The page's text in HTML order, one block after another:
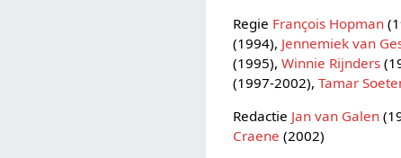
Regie François Hopman
(1994), Jennemiek van
(1995),Winnie Rijnders
(1997-2002),Tamar
Redactie Jan van Galen
Craene (2002)